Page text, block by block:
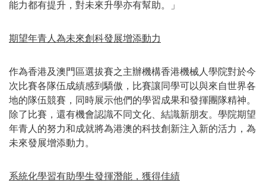
能力都有提升，對未來升學亦有幫助。」
期望年青人為未來創科發展增添動力
作為香港及澳門區選拔賽之主辦機構香港機械人學院對於今
次比賽各隊伍成績感到驕傲，比賽讓同學可以與來自世界各
地的隊伍競賽，同時展示他們的學習成果和發揮團隊精神。
除了比賽，還有機會認識不同文化、結識新朋友。學院期望
年青人的努力和成就將為港澳的科技創新注入新的活力，為
未來發展增添動力。
系統化學習有助學生發揮潛能，獲得佳績